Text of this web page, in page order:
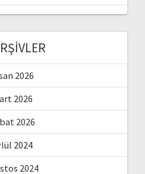
2026
2026
2026
2024
2024